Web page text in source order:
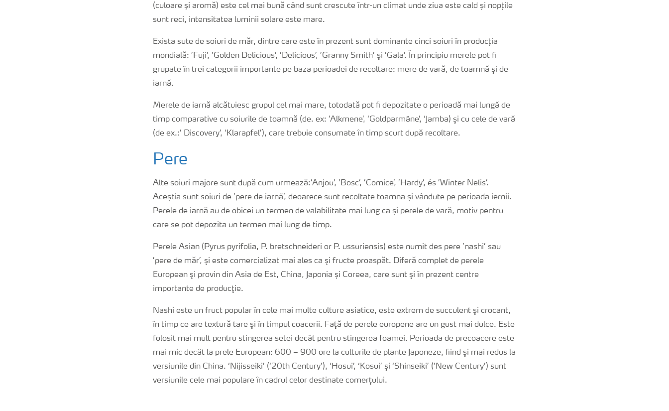
(culoare și aromă) este cel mai bună când sunt crescute într-un climat unde ziua este cald și nopțile
sunt reci, intensitatea luminii solare este mare.
Exista sute de soiuri de măr, dintre care este în prezent sunt dominante cinci soiuri în producția
mondială: ’Fuji’, ’Golden Delicious’, ’Delicious’, ’Granny Smith’ şi ’Gala’. În principiu merele pot fi
grupate în trei categorii importante pe baza perioadei de recoltare: mere de vară, de toamnă şi de
iarnă.
Merele de iarnă alcătuiesc grupul cel mai mare, totodată pot fi depozitate o perioadă mai lungă de
timp comparative cu soiurile de toamnă (de. ex: ’Alkmene’, ‘Goldparmäne’, ‘Jamba) şi cu cele de vară
(de ex.:’ Discovery’, ‘Klarapfel’), care trebuie consumate în timp scurt după recoltare.
Pere
Alte soiuri majore sunt după cum urmează:’Anjou’, ’Bosc’, ’Comice’, ’Hardy’, és ’Winter Nelis’.
Aceştia sunt soiuri de ’pere de iarnă’, deoarece sunt recoltate toamna şi vândute pe perioada iernii.
Perele de iarnă au de obicei un termen de valabilitate mai lung ca şi perele de vară, motiv pentru
care se pot depozita un termen mai lung de timp.
Perele Asian (Pyrus pyrifolia, P. bretschneideri or P. ussuriensis) este numit des pere ’nashi’ sau
’pere de măr’, şi este comercializat mai ales ca şi fructe proaspăt. Diferă complet de perele
European şi provin din Asia de Est, China, Japonia și Coreea, care sunt şi în prezent centre
importante de producţie.
Nashi este un fruct popular în cele mai multe culture asiatice, este extrem de succulent şi crocant,
în timp ce are textură tare şi în timpul coacerii. Faţă de perele europene are un gust mai dulce. Este
folosit mai mult pentru stingerea setei decât pentru stingerea foamei. Perioada de precoacere este
mai mic decât la prele European: 600 – 900 ore la culturile de plante Japoneze, fiind şi mai redus la
versiunile din China. ‘Nijisseiki’ (‘20th Century’), ‘Hosui’, ‘Kosui’ şi ‘Shinseiki’ (’New Century’) sunt
versiunile cele mai populare în cadrul celor destinate comerţului.